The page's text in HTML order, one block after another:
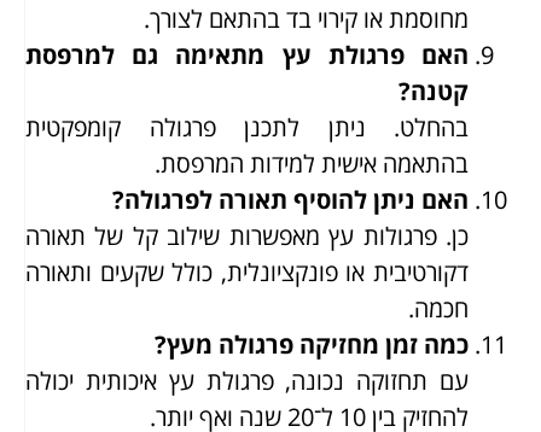
מחוסמת או קירוי בד בהתאם לצורך.
האם פרגולת עץ מתאימה גם למרפסת
קטנה?
בהחלט. ניתן לתכנן פרגולה קומפקטית
בהתאמה אישית למידות המרפסת.
האם ניתן להוסיף תאורה לפרגולה?
כן. פרגולות עץ מאפשרות שילוב קל של תאורה
דקורטיבית או פונקציונלית, כולל שקעים ותאורה
חכמה.
כמה זמן מחזיקה פרגולה מעץ?
עם תחזוקה נכונה, פרגולת עץ איכותית יכולה
להחזיק בין 10 ל־20 שנה ואף יותר.